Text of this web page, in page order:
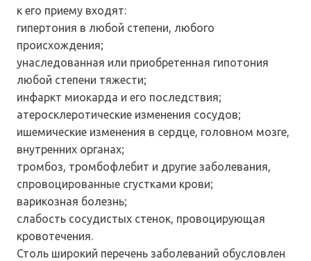
к его приему входят:
гипертония в любой степени, любого
происхождения;
унаследованная или приобретенная гипотония
любой степени тяжести;
инфаркт миокарда и его последствия;
атеросклеротические изменения сосудов;
ишемические изменения в сердце, головном мозге,
внутренних органах;
тромбоз, тромбофлебит и другие заболевания,
спровоцированные сгустками крови;
варикозная болезнь;
слабость сосудистых стенок, провоцирующая
кровотечения.
Столь широкий перечень заболеваний обусловлен